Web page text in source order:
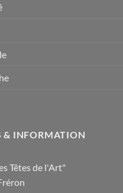
& INFORMATION
Têtes de l'Art"